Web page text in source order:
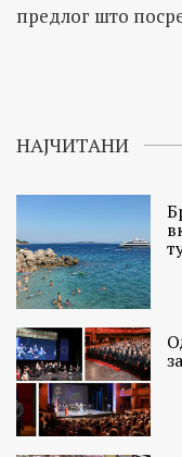
предлог што
НАЈЧИТАНИ